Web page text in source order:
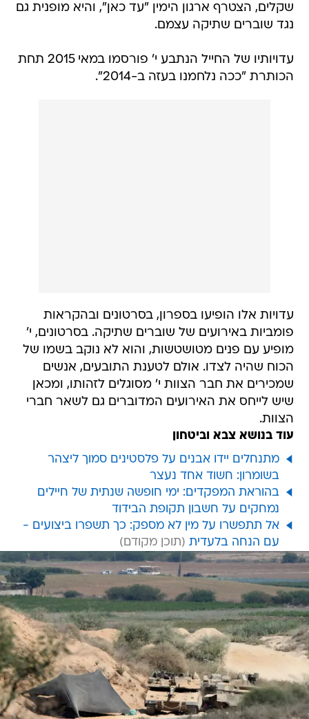
שקלים, הצטרף ארגון הימין "עד כאן", והיא מופנית גם
נגד שוברים שתיקה עצמם.
עדויותיו של החייל הנתבע י' פורסמו במאי 2015 תחת
הכותרת "ככה נלחמנו בעזה ב-2014".
עדויות אלו הופיעו בספרון, בסרטונים ובהקראות
פומביות באירועים של שוברים שתיקה. בסרטונים, י'
מופיע עם פנים מטושטשות, והוא לא נוקב בשמו של
הכוח שהיה לצדו. אולם לטענת התובעים, אנשים
שמכירים את חבר הצוות י' מסוגלים לזהותו, ומכאן
שיש לייחס את האירועים המדוברים גם לשאר חברי
הצוות.
עוד בנושא צבא וביטחון
מתנחלים יידו אבנים על פלסטינים סמוך ליצהר
בשומרון: חשוד אחד נעצר
בהוראת המפקדים: ימי חופשה שנתית של חיילים
נמחקים על חשבון תקופת הבידוד
אל תתפשרו על מין לא מספק: כך תשפרו ביצועים -
עם הנחה בלעדית